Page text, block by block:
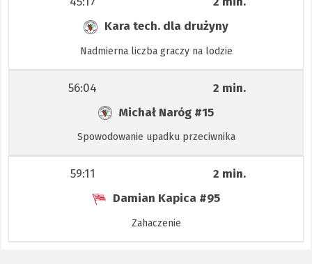
45:17
2 min.
Kara tech. dla drużyny
Nadmierna liczba graczy na lodzie
56:04
2 min.
Michał Naróg #15
Spowodowanie upadku przeciwnika
59:11
2 min.
Damian Kapica #95
Zahaczenie